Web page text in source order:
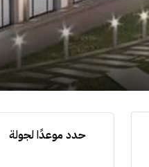
حدد موعدًا لجولة